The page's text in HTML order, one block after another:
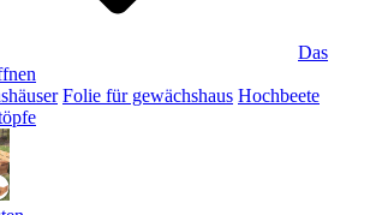
Das
Folie für gewächshaus Hochbeete